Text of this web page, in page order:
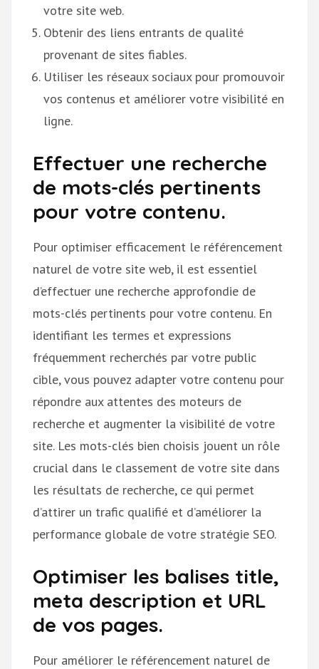
votre site web.
Obtenir des liens entrants de qualité
provenant de sites fiables.
Utiliser les réseaux sociaux pour promouvoir
vos contenus et améliorer votre visibilité en
ligne.
Effectuer une recherche
de mots-clés pertinents
pour votre contenu.
Pour optimiser efficacement le référencement
naturel de votre site web, il est essentiel
d’effectuer une recherche approfondie de
mots-clés pertinents pour votre contenu. En
identifiant les termes et expressions
fréquemment recherchés par votre public
cible, vous pouvez adapter votre contenu pour
répondre aux attentes des moteurs de
recherche et augmenter la visibilité de votre
site. Les mots-clés bien choisis jouent un rôle
crucial dans le classement de votre site dans
les résultats de recherche, ce qui permet
d’attirer un trafic qualifié et d’améliorer la
performance globale de votre stratégie SEO.
Optimiser les balises title,
meta description et URL
de vos pages.
Pour améliorer le référencement naturel de